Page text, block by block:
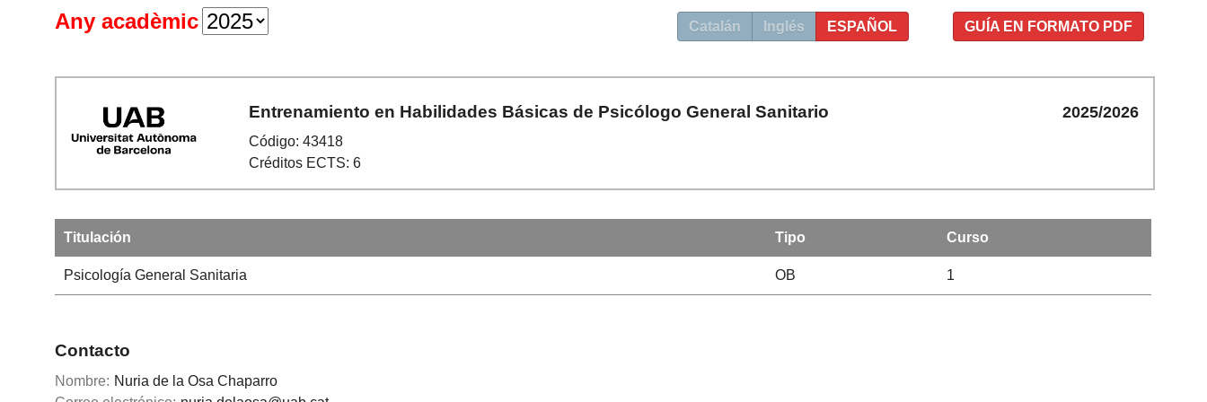
GUÍA EN FORMATO PDF
Catalán Inglés ESPAÑOL
Any acadèmic
Entrenamiento en Habilidades Básicas de Psicólogo General Sanitario
Código: 43418
Créditos ECTS: 6
2025/2026
Titulación Tipo Curso
Psicología General Sanitaria OB 1
Contacto
Nombre: Nuria de la Osa Chaparro